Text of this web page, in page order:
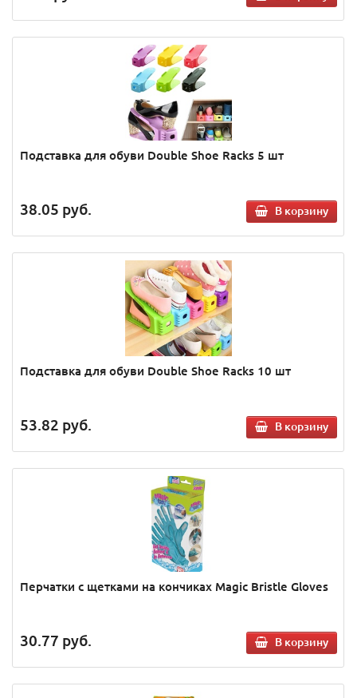
Подставка для обуви Double Shoe Racks 5 шт
38.05 руб. В корзину
Подставка для обуви Double Shoe Racks 10 шт
53.82 руб. В корзину
Перчатки с щетками на кончиках Magic Bristle Gloves
30.77 руб. В корзину